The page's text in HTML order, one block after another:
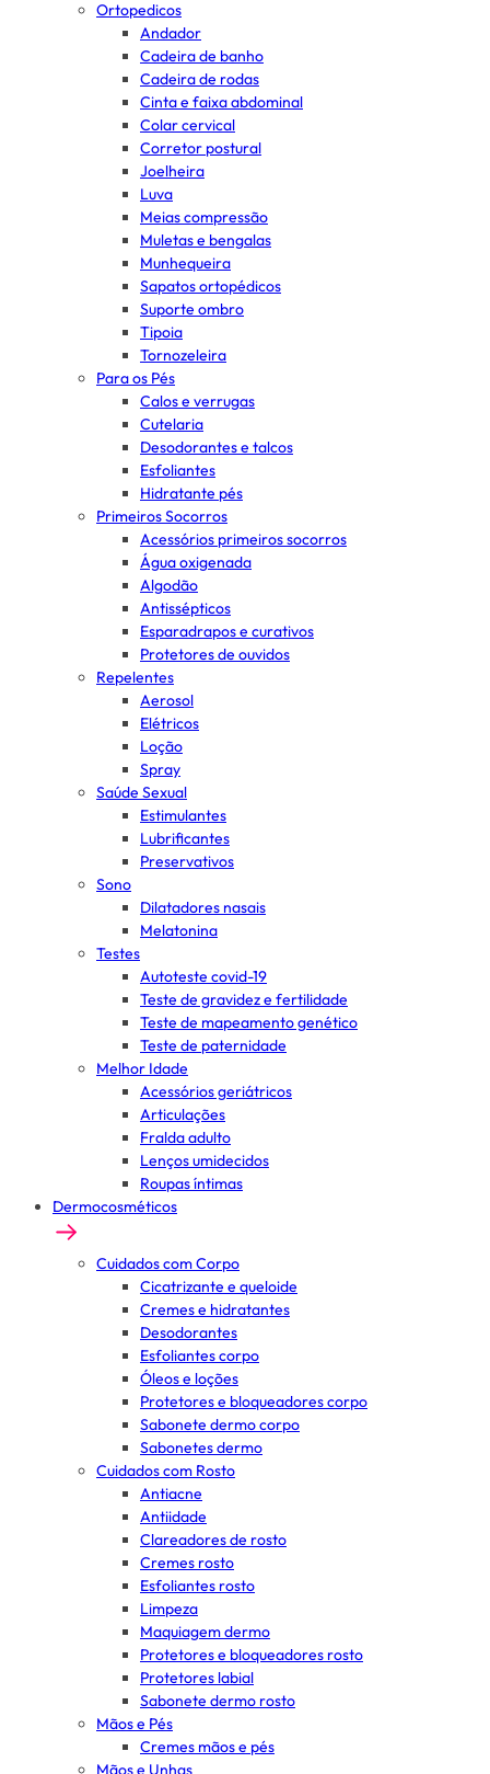
Ortopedicos
Andador
Cadeira de banho
Cadeira de rodas
Cinta e faixa abdominal
Colar cervical
Corretor postural
Joelheira
Luva
Meias compressão
Muletas e bengalas
Munhequeira
Sapatos ortopédicos
Suporte ombro
Tipoia
Tornozeleira
Para os Pés
Calos e verrugas
Cutelaria
Desodorantes e talcos
Esfoliantes
Hidratante pés
Primeiros Socorros
Acessórios primeiros socorros
Água oxigenada
Algodão
Antissépticos
Esparadrapos e curativos
Protetores de ouvidos
Repelentes
Aerosol
Elétricos
Loção
Spray
Saúde Sexual
Estimulantes
Lubrificantes
Preservativos
Sono
Dilatadores nasais
Melatonina
Testes
Autoteste covid-19
Teste de gravidez e fertilidade
Teste de mapeamento genético
Teste de paternidade
Melhor Idade
Acessórios geriátricos
Articulações
Fralda adulto
Lenços umidecidos
Roupas íntimas
Dermocosméticos
Cuidados com Corpo
Cicatrizante e queloide
Cremes e hidratantes
Desodorantes
Esfoliantes corpo
Óleos e loções
Protetores e bloqueadores corpo
Sabonete dermo corpo
Sabonetes dermo
Cuidados com Rosto
Antiacne
Antiidade
Clareadores de rosto
Cremes rosto
Esfoliantes rosto
Limpeza
Maquiagem dermo
Protetores e bloqueadores rosto
Protetores labial
Sabonete dermo rosto
Mãos e Pés
Cremes mãos e pés
Mãos e Unhas